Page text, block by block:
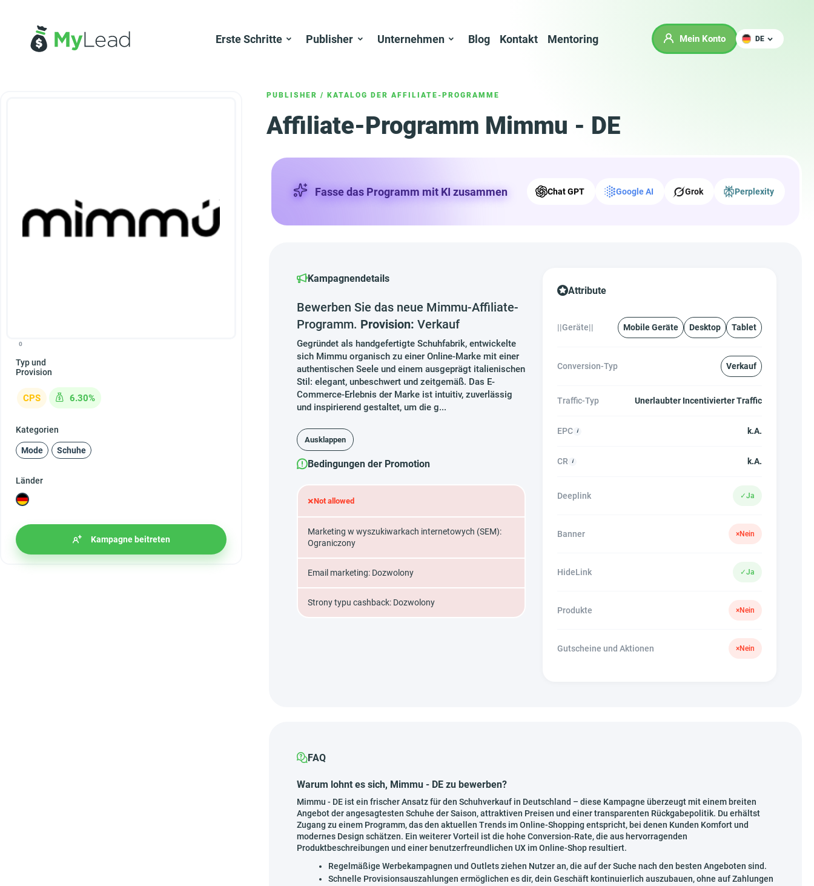
Erste Schritte Publisher Unternehmen Blog Kontakt Mentoring Mein Konto DE
PUBLISHER / KATALOG DER AFFILIATE-PROGRAMME
Affiliate-Programm Mimmu - DE
0
Typ und
Provision
CPS 6.30%
Kategorien
Mode Schuhe
Länder
Kampagne beitreten
Fasse das Programm mit KI zusammen Chat GPT Google AI Grok Perplexity
Kampagnendetails
Bewerben Sie das neue Mimmu-Affiliate-
Programm. Provision: Verkauf
Gegründet als handgefertigte Schuhfabrik, entwickelte
sich Mimmu organisch zu einer Online-Marke mit einer
authentischen Seele und einem ausgeprägt italienischen
Stil: elegant, unbeschwert und zeitgemäß. Das E-
Commerce-Erlebnis der Marke ist intuitiv, zuverlässig
und inspirierend gestaltet, um die g...
Ausklappen
Bedingungen der Promotion
×Not allowed
Marketing w wyszukiwarkach internetowych (SEM):
Ograniczony
Email marketing: Dozwolony
Strony typu cashback: Dozwolony
Attribute
||Geräte|| Mobile Geräte Desktop Tablet
Conversion-Typ Verkauf
Traffic-Typ Unerlaubter Incentivierter Traffic
EPC k.A.
CR k.A.
Deeplink ✓Ja
Banner ×Nein
HideLink ✓Ja
Produkte ×Nein
Gutscheine und Aktionen ×Nein
FAQ
Warum lohnt es sich, Mimmu - DE zu bewerben?
Mimmu - DE ist ein frischer Ansatz für den Schuhverkauf in Deutschland – diese Kampagne überzeugt mit einem breiten
Angebot der angesagtesten Schuhe der Saison, attraktiven Preisen und einer transparenten Rückgabepolitik. Du erhältst
Zugang zu einem Programm, das den aktuellen Trends im Online-Shopping entspricht, bei denen Kunden Komfort und
modernes Design schätzen. Ein weiterer Vorteil ist die hohe Conversion-Rate, die aus hervorragenden
Produktbeschreibungen und einer benutzerfreundlichen UX im Online-Shop resultiert.
Regelmäßige Werbekampagnen und Outlets ziehen Nutzer an, die auf der Suche nach den besten Angeboten sind.
Schnelle Provisionsauszahlungen ermöglichen es dir, dein Geschäft kontinuierlich auszubauen, ohne auf Zahlungen